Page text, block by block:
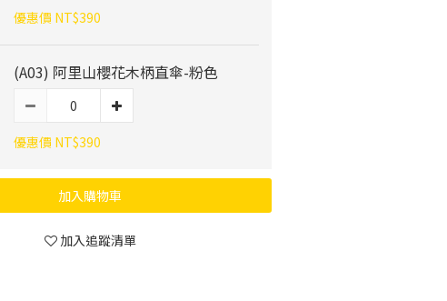
優惠價 NT$390
(A03) 阿里山櫻花木柄直傘-粉色
優惠價 NT$390
加入購物車
加入追蹤清單